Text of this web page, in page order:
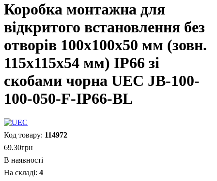
Коробка монтажна для
відкритого встановлення без
отворів 100х100х50 мм (зовн.
115х115х54 мм) IP66 зі
скобами чорна UEC JB-100-
100-050-F-IP66-BL
114972
69.30грн
В наявності
4